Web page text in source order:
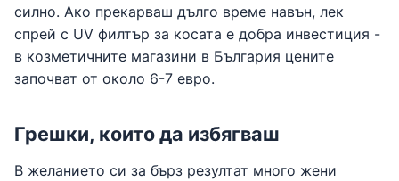
силно. Ако прекарваш дълго време навън, лек
спрей с UV филтър за косата е добра инвестиция -
в козметичните магазини в България цените
започват от около 6-7 евро.
Грешки, които да избягваш
В желанието си за бърз резултат много жени